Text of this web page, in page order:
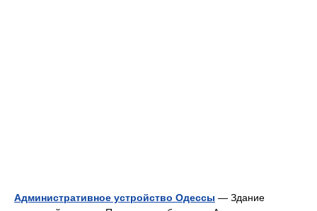
Административное устройство Одессы — Здание